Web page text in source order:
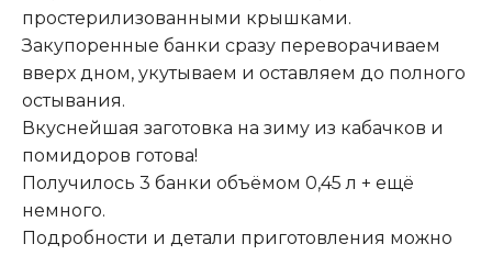
простерилизованными крышками.
Закупоренные банки сразу переворачиваем
вверх дном, укутываем и оставляем до полного
остывания.
Вкуснейшая заготовка на зиму из кабачков и
помидоров готова!
Получилось 3 банки объёмом 0,45 л + ещё
немного.
Подробности и детали приготовления можно